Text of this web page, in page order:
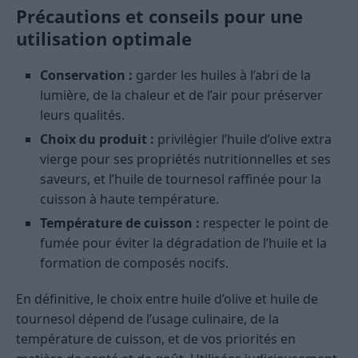
Précautions et conseils pour une
utilisation optimale
Conservation : garder les huiles à l’abri de la
lumière, de la chaleur et de l’air pour préserver
leurs qualités.
Choix du produit : privilégier l’huile d’olive extra
vierge pour ses propriétés nutritionnelles et ses
saveurs, et l’huile de tournesol raffinée pour la
cuisson à haute température.
Température de cuisson : respecter le point de
fumée pour éviter la dégradation de l’huile et la
formation de composés nocifs.
En définitive, le choix entre huile d’olive et huile de
tournesol dépend de l’usage culinaire, de la
température de cuisson, et de vos priorités en